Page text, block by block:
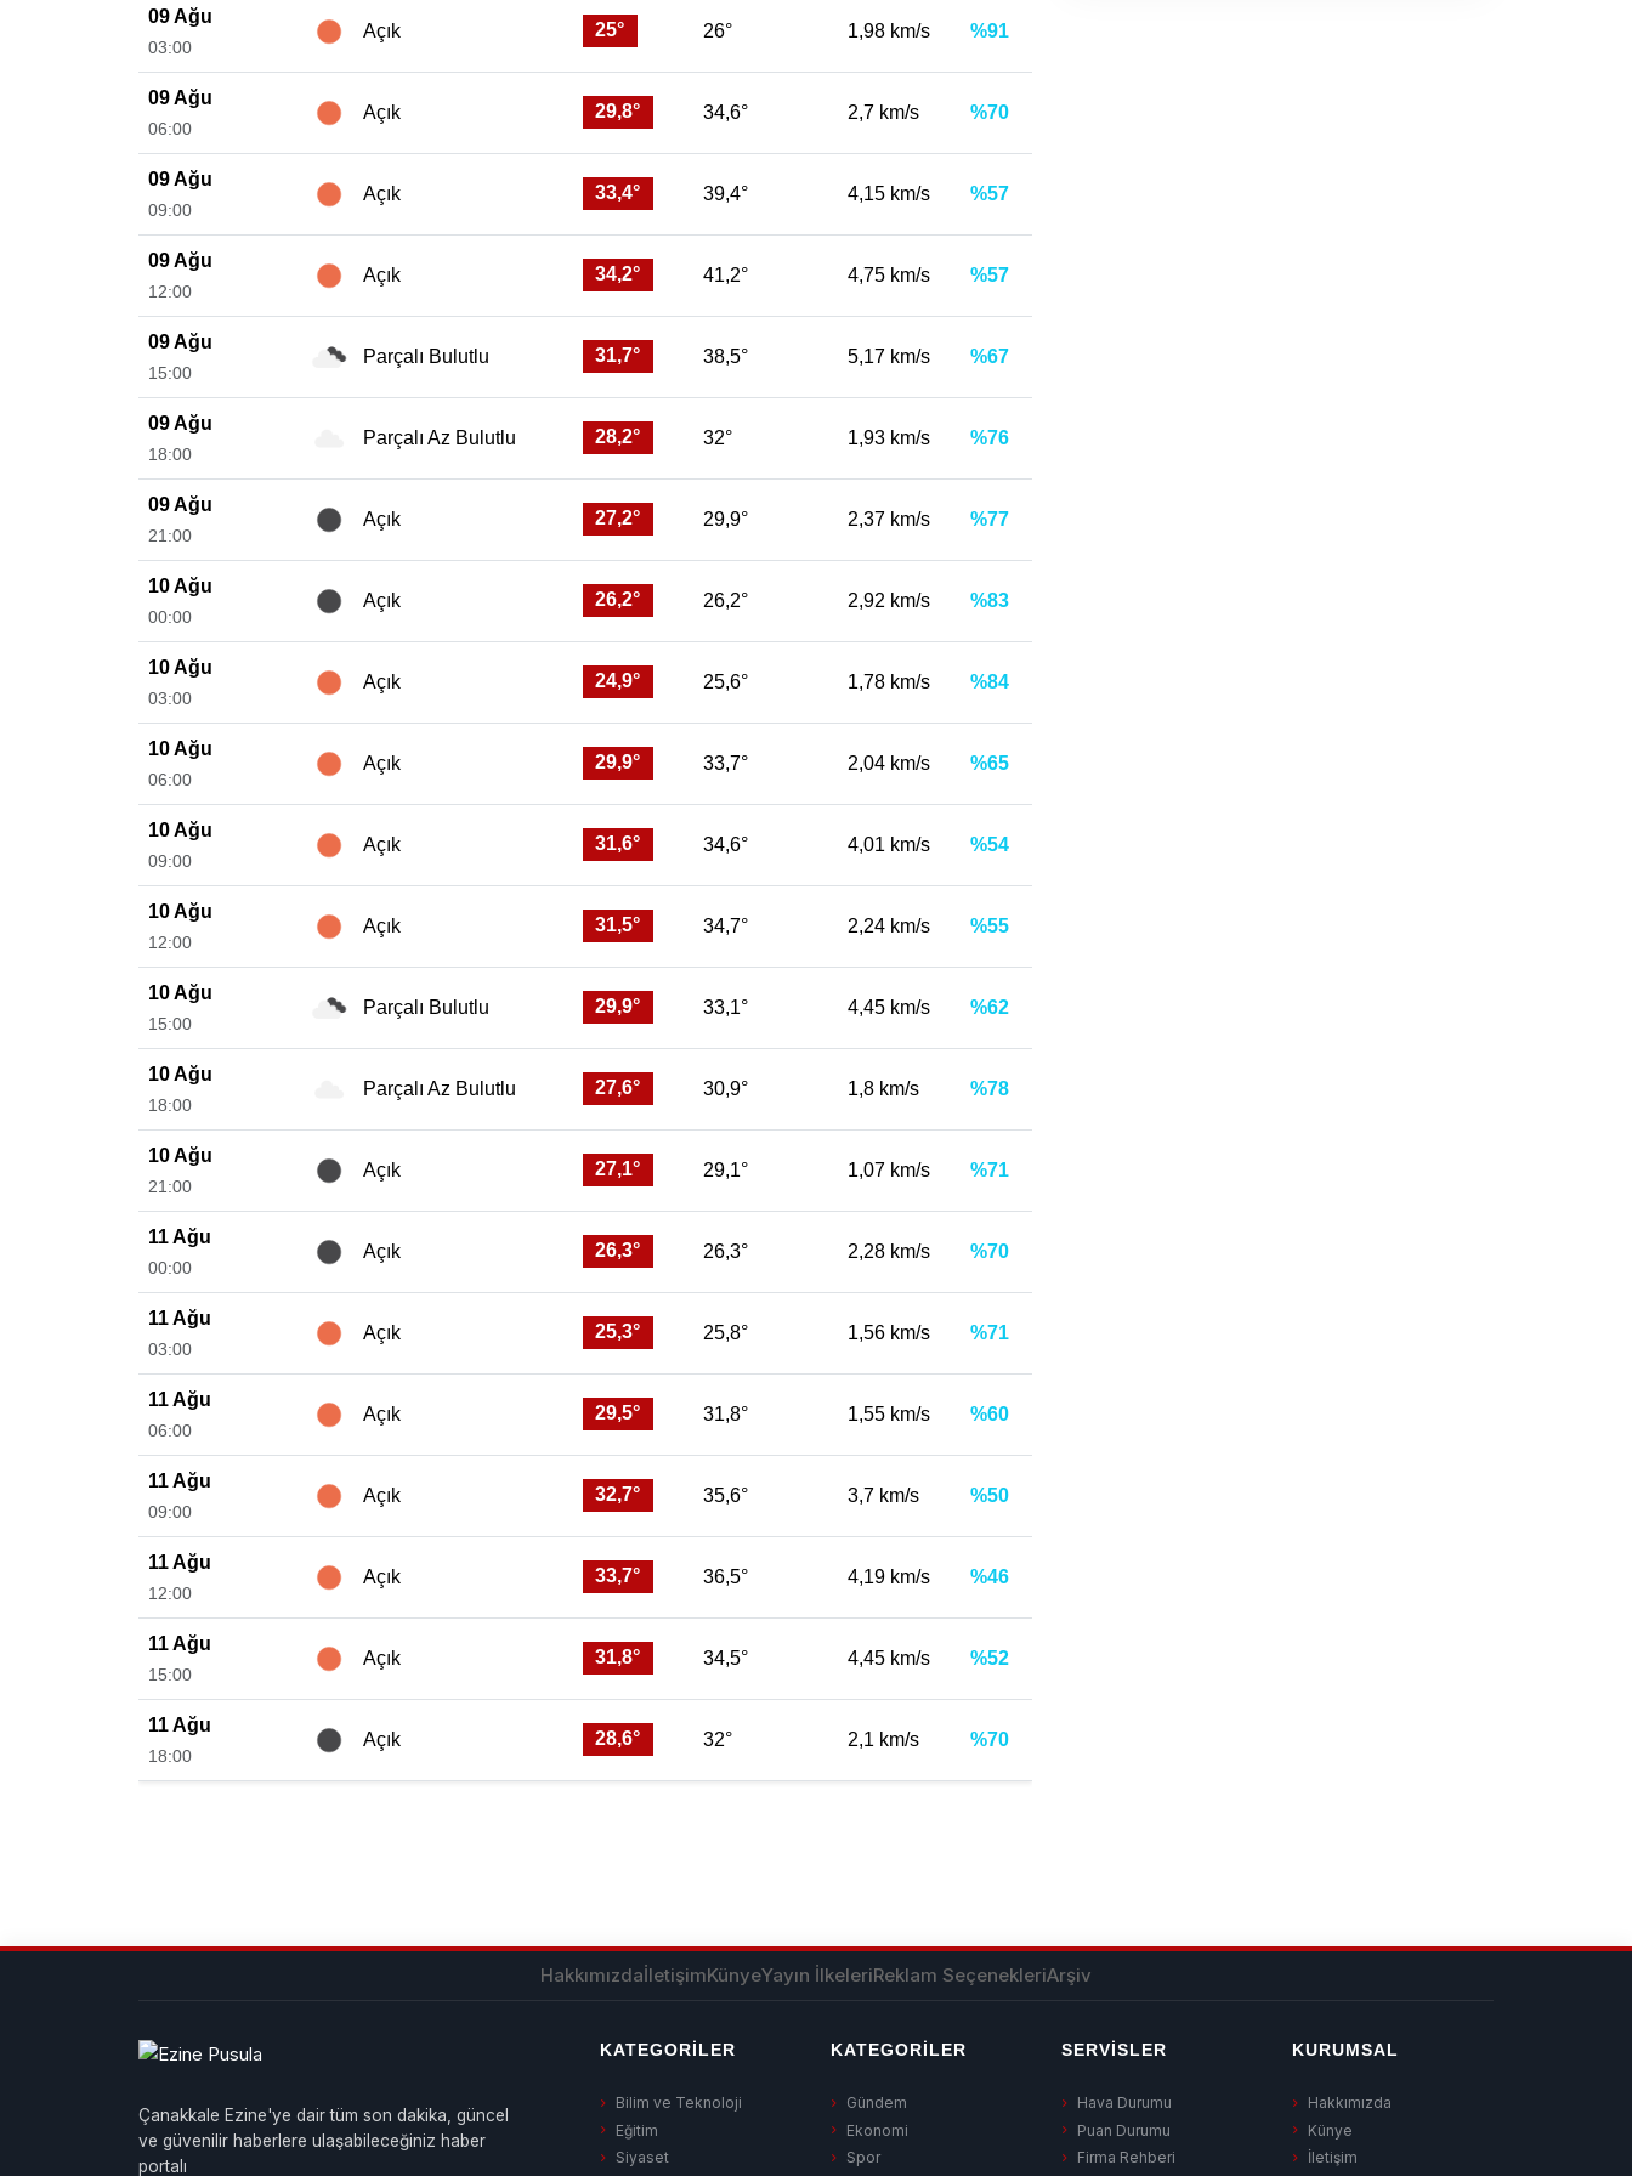
09 Ağu
03:00
Açık 25° 26° 1,98 km/s %91
09 Ağu
06:00
Açık 29,8° 34,6° 2,7 km/s %70
09 Ağu
09:00
Açık 33,4° 39,4° 4,15 km/s %57
09 Ağu
12:00
Açık 34,2° 41,2° 4,75 km/s %57
09 Ağu
15:00
Parçalı Bulutlu 31,7° 38,5° 5,17 km/s %67
09 Ağu
18:00
Parçalı Az Bulutlu 28,2° 32° 1,93 km/s %76
09 Ağu
21:00
Açık 27,2° 29,9° 2,37 km/s %77
10 Ağu
00:00
Açık 26,2° 26,2° 2,92 km/s %83
10 Ağu
03:00
Açık 24,9° 25,6° 1,78 km/s %84
10 Ağu
06:00
Açık 29,9° 33,7° 2,04 km/s %65
10 Ağu
09:00
Açık 31,6° 34,6° 4,01 km/s %54
10 Ağu
12:00
Açık 31,5° 34,7° 2,24 km/s %55
10 Ağu
15:00
Parçalı Bulutlu 29,9° 33,1° 4,45 km/s %62
10 Ağu
18:00
Parçalı Az Bulutlu 27,6° 30,9° 1,8 km/s %78
10 Ağu
21:00
Açık 27,1° 29,1° 1,07 km/s %71
11 Ağu
00:00
Açık 26,3° 26,3° 2,28 km/s %70
11 Ağu
03:00
Açık 25,3° 25,8° 1,56 km/s %71
11 Ağu
06:00
Açık 29,5° 31,8° 1,55 km/s %60
11 Ağu
09:00
Açık 32,7° 35,6° 3,7 km/s %50
11 Ağu
12:00
Açık 33,7° 36,5° 4,19 km/s %46
11 Ağu
15:00
Açık 31,8° 34,5° 4,45 km/s %52
11 Ağu
18:00
Açık 28,6° 32° 2,1 km/s %70
HakkımızdaİletişimKünyeYayın İlkeleriReklam SeçenekleriArşiv
Çanakkale Ezine'ye dair tüm son dakika, güncel
ve güvenilir haberlere ulaşabileceğiniz haber
portalı
KATEGORILER
Bilim ve Teknoloji
Eğitim
Siyaset
KATEGORILER
Gündem
Ekonomi
Spor
SERVISLER
Hava Durumu
Puan Durumu
Firma Rehberi
KURUMSAL
Hakkımızda
Künye
İletişim